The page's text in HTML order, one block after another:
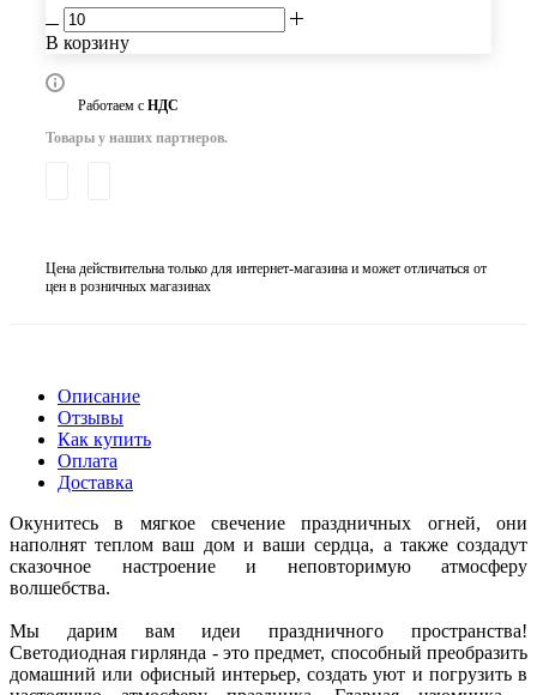
В корзину
Работаем с НДС
Товары у наших партнеров.
Цена действительна только для интернет-магазина и может отличаться от
цен в розничных магазинах
Описание
Отзывы
Как купить
Оплата
Доставка
Окунитесь в мягкое свечение праздничных огней, они
наполнят теплом ваш дом и ваши сердца, а также создадут
сказочное настроение и неповторимую атмосферу
волшебства.
Мы дарим вам идеи праздничного пространства!
Светодиодная гирлянда - это предмет, способный преобразить
домашний или офисный интерьер, создать уют и погрузить в